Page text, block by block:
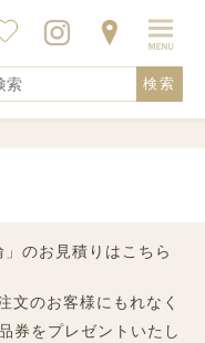
検索
のお見積りはこちら
文のお客様にもれなく
券をプレゼントいたし